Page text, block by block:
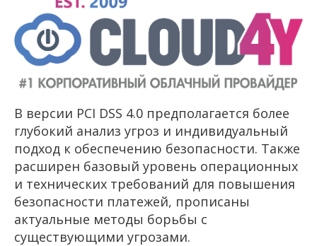
В версии PCI DSS 4.0 предполагается более
глубокий анализ угроз и индивидуальный
подход к обеспечению безопасности. Также
расширен базовый уровень операционных
и технических требований для повышения
безопасности платежей, прописаны
актуальные методы борьбы с
существующими угрозами.